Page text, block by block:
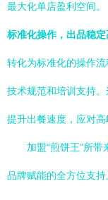
最大化单店盈利空间。
标准化操作，出品稳定
转化为标准化的操作
技术规范和培训支持
提升出餐速度，应对高
加盟“煎饼王”所
品牌赋能的全方位支持